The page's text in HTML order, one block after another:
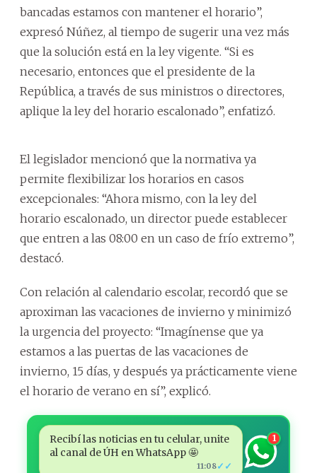
bancadas estamos con mantener el horario”,
expresó Núñez, al tiempo de sugerir una vez más
que la solución está en la ley vigente. “Si es
necesario, entonces que el presidente de la
República, a través de sus ministros o directores,
aplique la ley del horario escalonado”, enfatizó.
El legislador mencionó que la normativa ya
permite flexibilizar los horarios en casos
excepcionales: “Ahora mismo, con la ley del
horario escalonado, un director puede establecer
que entren a las 08:00 en un caso de frío extremo”,
destacó.
Con relación al calendario escolar, recordó que se
aproximan las vacaciones de invierno y minimizó
la urgencia del proyecto: “Imagínense que ya
estamos a las puertas de las vacaciones de
invierno, 15 días, y después ya prácticamente viene
el horario de verano en sí”, explicó.
Recibí las noticias en tu celular, unite
al canal de ÚH en WhatsApp 🤩
11:08✓✓
1